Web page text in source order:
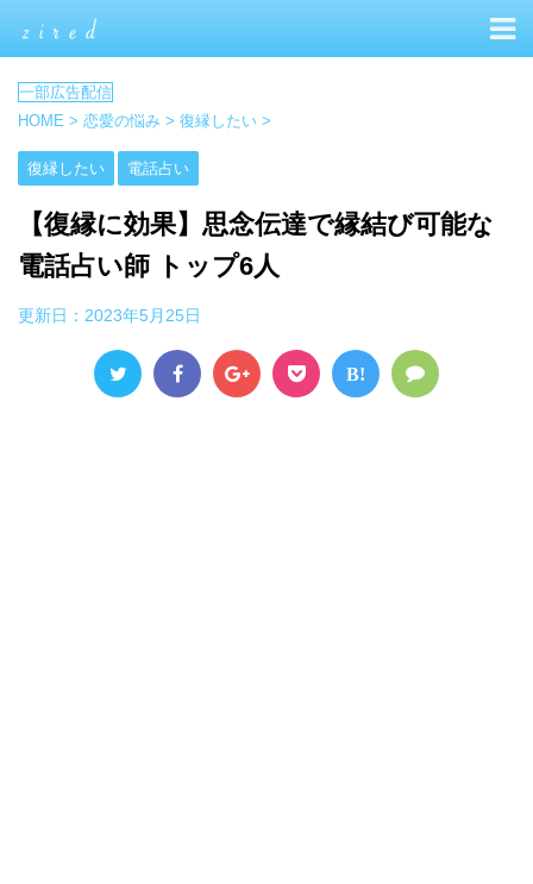
HOME > 恋愛の悩み > 復縁したい >
復縁したい 電話占い
【復縁に効果】思念伝達で縁結び可能な
電話占い師 トップ6人
更新日： 2023年5月25日
B!